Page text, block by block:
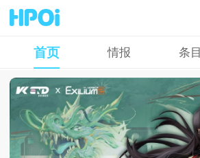
首页 情报 条目